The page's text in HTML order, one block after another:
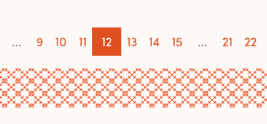
... 9 10 11 12 13 14 15 ... 21 22